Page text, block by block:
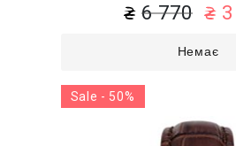
6 770
Немає
Sale - 50%